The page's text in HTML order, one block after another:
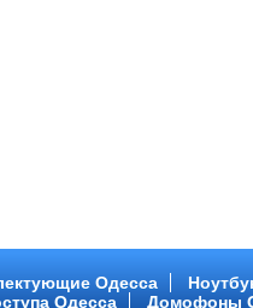
Одесса
Одесса Домофоны